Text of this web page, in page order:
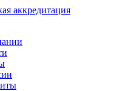
аккредитация